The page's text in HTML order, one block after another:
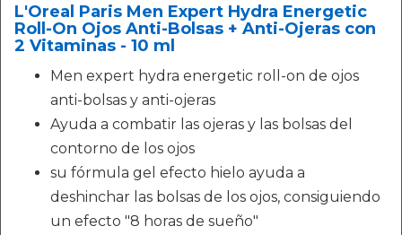
L'Oreal Paris Men Expert Hydra Energetic
Roll-On Ojos Anti-Bolsas + Anti-Ojeras con
2 Vitaminas - 10 ml
Men expert hydra energetic roll-on de ojos
anti-bolsas y anti-ojeras
Ayuda a combatir las ojeras y las bolsas del
contorno de los ojos
su fórmula gel efecto hielo ayuda a
deshinchar las bolsas de los ojos, consiguiendo
un efecto "8 horas de sueño"